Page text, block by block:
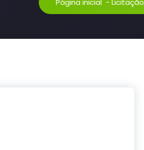
Página inicial - Licitação